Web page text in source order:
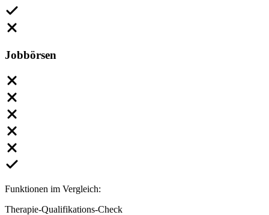
Jobbörsen
Funktionen im Vergleich:
Therapie-Qualifikations-Check